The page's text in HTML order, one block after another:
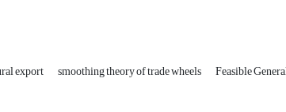
export smoothing theory of trade wheels Feasible